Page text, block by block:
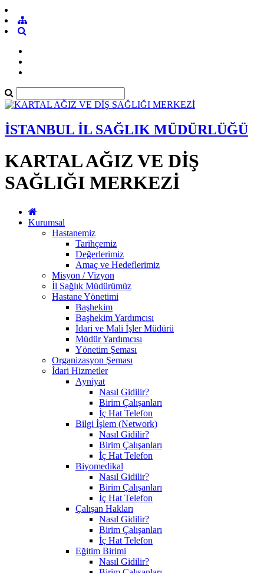
İSTANBUL İL SAĞLIK MÜDÜRLÜĞÜ
KARTAL AĞIZ VE DİŞ
SAĞLIĞI MERKEZİ
Kurumsal
Hastanemiz
Tarihçemiz
Değerlerimiz
Amaç ve Hedeflerimiz
Misyon / Vizyon
İl Sağlık Müdürümüz
Hastane Yönetimi
Başhekim
Başhekim Yardımcısı
İdari ve Mali İşler Müdürü
Müdür Yardımcısı
Yönetim Şeması
Organizasyon Şeması
İdari Hizmetler
Ayniyat
Nasıl Gidilir?
Birim Çalışanları
İç Hat Telefon
Bilgi İşlem (Network)
Nasıl Gidilir?
Birim Çalışanları
İç Hat Telefon
Biyomedikal
Nasıl Gidilir?
Birim Çalışanları
İç Hat Telefon
Çalışan Hakları
Nasıl Gidilir?
Birim Çalışanları
İç Hat Telefon
Eğitim Birimi
Nasıl Gidilir?